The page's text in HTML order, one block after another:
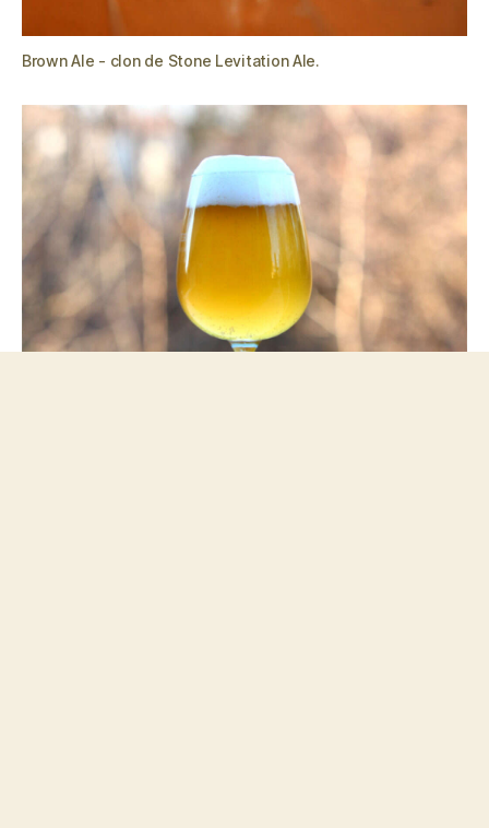
Brown Ale - clon de Stone Levitation Ale.